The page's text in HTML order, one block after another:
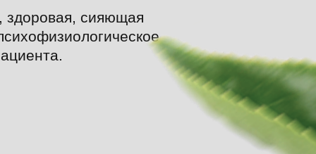
здоровая, сияющая